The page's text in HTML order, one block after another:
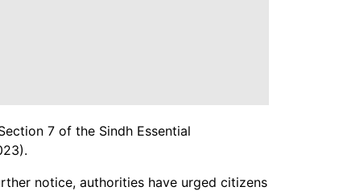
7 of the Sindh Essential
notice, authorities have urged citizens